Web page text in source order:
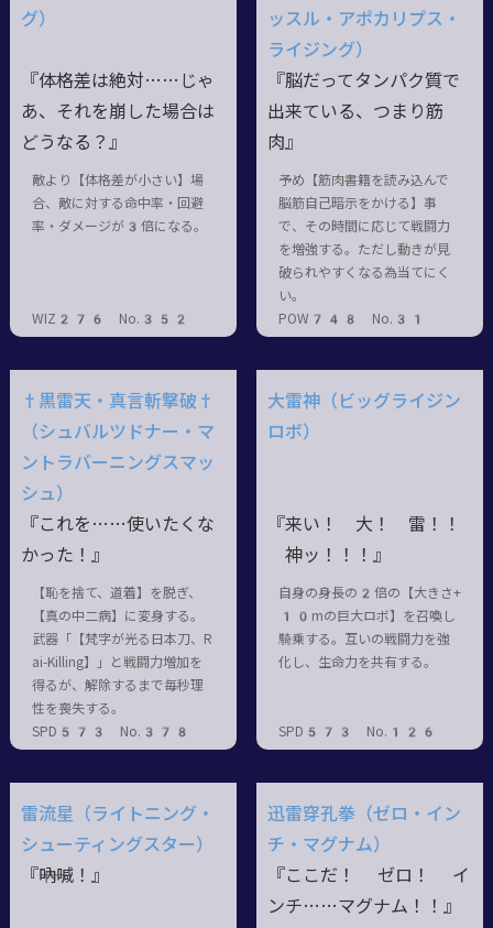
グ）
『体格差は絶対……じゃ
あ、それを崩した場合は
どうなる？』
敵より【体格差が小さい】場
合、敵に対する命中率・回避
率・ダメージが3倍になる。
WIZ276 No.352
ッスル・アポカリプス・
ライジング）
『脳だってタンパク質で
出来ている、つまり筋
肉』
予め【筋肉書籍を読み込んで
脳筋自己暗示をかける】事
で、その時間に応じて戦闘力
を増強する。ただし動きが見
破られやすくなる為当てにく
い。
POW748 No.31
†黒雷天・真言斬撃破†
（シュバルツドナー・マ
ントラバーニングスマッ
シュ）
『これを……使いたくな
かった！』
【恥を捨て、道着】を脱ぎ、
【真の中二病】に変身する。
武器「【梵字が光る日本刀、R
ai-Killing】」と戦闘力増加を
得るが、解除するまで毎秒理
性を喪失する。
SPD573 No.378
大雷神（ビッグライジン
ロボ）
『来い！ 大！ 雷！！
神ッ！！！』
自身の身長の2倍の【大きさ+
10mの巨大ロボ】を召喚し
騎乗する。互いの戦闘力を強
化し、生命力を共有する。
SPD573 No.126
雷流星（ライトニング・
シューティングスター）
『――吶喊！』
迅雷穿孔拳（ゼロ・イン
チ・マグナム）
『ここだ！ ゼロ！ イ
ンチ……マグナム！！』